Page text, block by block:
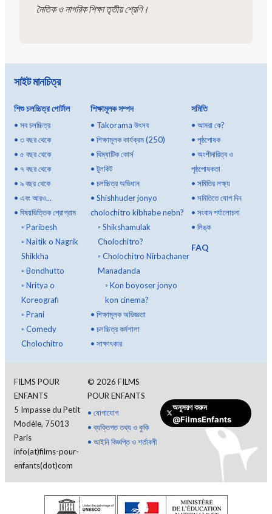
নৈতিক ও নাগরিক শিক্ষা তৃতীয় শ্রেণি।
সাইট মানচিত্র
শিশু চলচ্চিত্র পোর্টাল
• সব চলচ্চিত্র
• ৩ বছর থেকে
• ৫ বছর থেকে
• ৭ বছর থেকে
• ৯ বছর থেকে
• এবং আরও...
• বিষয়ভিত্তিক প্রোগ্রাম
◦ Paribesh
◦ Naitik o Nagrik
Shikkha
◦ Bondhutto
◦ Nritya o
Koreografi
◦ Prani
◦ Comedy
Cholochitro
শিক্ষামূলক সম্পদ
• Takorama উৎসব
• শিক্ষামূলক কার্যক্রম (250)
• থিম্যাটিক কোর্স
•টুলকিট
• চলচ্চিত্র অভিধান
• Shishhuder jonyo
cholochitro kibhabe nebn?
◦ Shikshamulak
Cholochitro?
◦ Cholochitro Nirbachaner
Manadanda
◦ Kon boyoser jonyo
kon cinema?
• শিক্ষামূলক অভিজ্ঞতা
• চলচ্চিত্র কর্মশালা
• সাক্ষাৎকার
সমিতি
•আমরা কে?
•পৃষ্ঠপোষক
•অংশীদারিত্ব ও
পৃষ্ঠপোষকতা
•সমিতির লক্ষ্য
•সমিতিতে যোগ দিন
•সংবাদ পর্যালোচনা
•লিঙ্ক
FAQ
FILMS POUR
ENFANTS
5 Impasse du Petit
Modèle, 75013
Paris
info(at)films-pour-
enfants(dot)com
© 2026 FILMS
POUR ENFANTS
• যোগাযোগ
•ব্যক্তিগত তথ্য ও কুকি
• আইনি বিজ্ঞপ্তি ও শর্তাবলী
অনুসরণ করুন
@FilmsEnfants